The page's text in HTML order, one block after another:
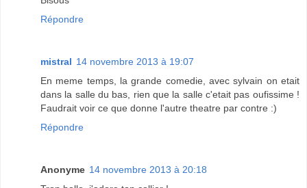
Répondre
mistral 14 novembre 2013 à 19:07
En meme temps, la grande comedie, avec sylvain on etait
dans la salle du bas, rien que la salle c'etait pas oufissime !
Faudrait voir ce que donne l'autre theatre par contre :)
Répondre
Anonyme 14 novembre 2013 à 20:18